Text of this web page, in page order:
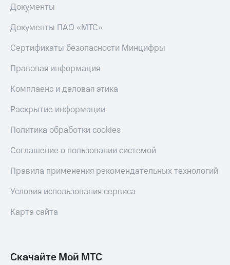
Документы
Документы ПАО «МТС»
Сертификаты безопасности Минцифры
Правовая информация
Комплаенс и деловая этика
Раскрытие информации
Политика обработки cookies
Соглашение о пользовании системой
Правила применения рекомендательных технологий
Условия использования сервиса
Карта сайта
Скачайте Мой МТС